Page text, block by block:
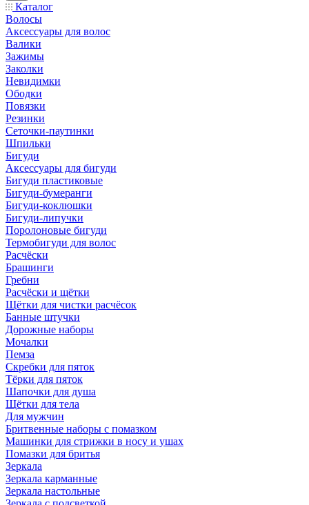
Каталог
Волосы
Аксессуары для волос
Валики
Зажимы
Заколки
Невидимки
Ободки
Повязки
Резинки
Сеточки-паутинки
Шпильки
Бигуди
Аксессуары для бигуди
Бигуди пластиковые
Бигуди-бумеранги
Бигуди-коклюшки
Бигуди-липучки
Поролоновые бигуди
Термобигуди для волос
Расчёски
Брашинги
Гребни
Расчёски и щётки
Щётки для чистки расчёсок
Банные штучки
Дорожные наборы
Мочалки
Пемза
Скребки для пяток
Тёрки для пяток
Шапочки для душа
Щётки для тела
Для мужчин
Бритвенные наборы с помазком
Машинки для стрижки в носу и ушах
Помазки для бритья
Зеркала
Зеркала карманные
Зеркала настольные